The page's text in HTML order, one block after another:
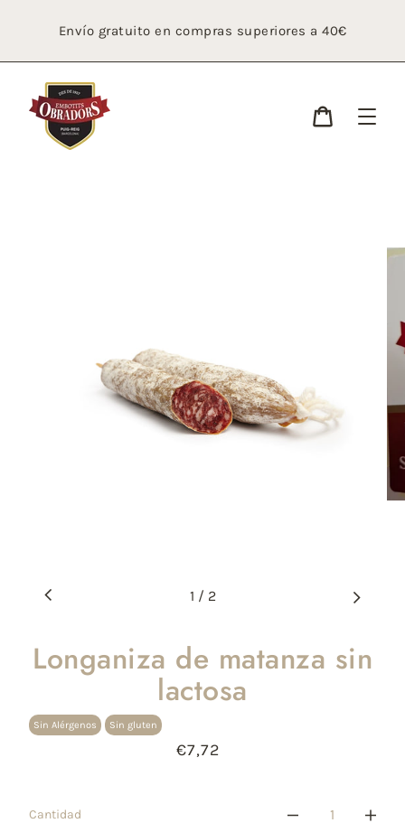
directamenteEnvío gratuito en compras superiores a 40€
1 / 2
Longaniza de matanza sin
lactosa
Sin Alérgenos Sin gluten
Precio
€7,72
Cantidad